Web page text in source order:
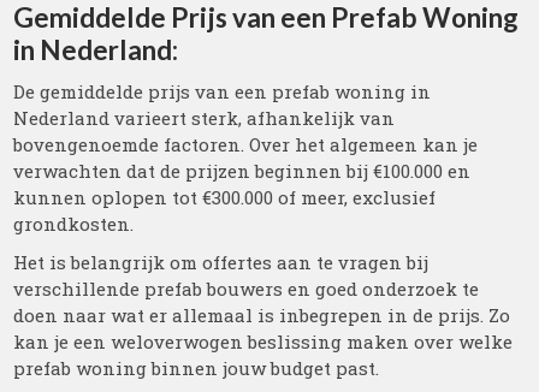
Gemiddelde Prijs van een Prefab Woning
in Nederland:
De gemiddelde prijs van een prefab woning in
Nederland varieert sterk, afhankelijk van
bovengenoemde factoren. Over het algemeen kan je
verwachten dat de prijzen beginnen bij €100.000 en
kunnen oplopen tot €300.000 of meer, exclusief
grondkosten.
Het is belangrijk om offertes aan te vragen bij
verschillende prefab bouwers en goed onderzoek te
doen naar wat er allemaal is inbegrepen in de prijs. Zo
kan je een weloverwogen beslissing maken over welke
prefab woning binnen jouw budget past.